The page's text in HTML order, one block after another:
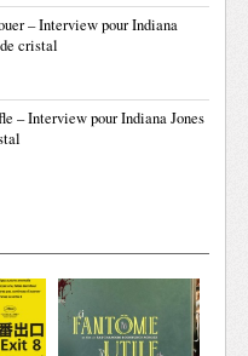
– Interview pour Indiana
cristal
– Interview pour Indiana Jones